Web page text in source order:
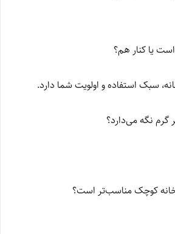
یا کنار هم؟
سبک استفاده و اولویت شما دارد.
گرم نگه می‌دارد؟
کوچک مناسب‌تر است؟